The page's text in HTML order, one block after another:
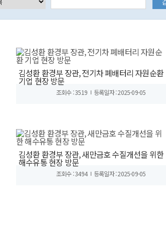
김성환 환경부 장관, 전기차 폐배터리 자원순환
기업 현장 방문
조회수 : 3519 등록일자 : 2025-09-05
김성환 환경부 장관, 새만금호 수질개선을 위한
해수유통 현장 방문
조회수 : 3494 등록일자 : 2025-09-05